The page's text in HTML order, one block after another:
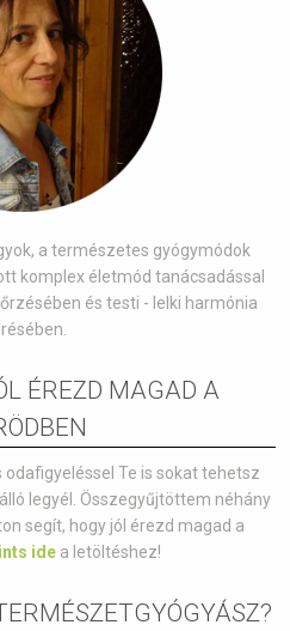
a természetes gyógymódok
komplex életmód tanácsadással
és testi - lelki harmónia
ÉREZD MAGAD A
Te is sokat tehetsz
legyél. Összegyűjtöttem néhány
segít, hogy jól érezd magad a
idea letöltéshez!